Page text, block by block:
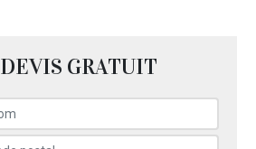
DEVIS GRATUIT